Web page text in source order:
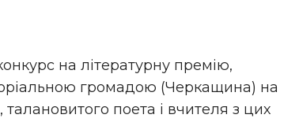
на літературну премію,
громадою (Черкащина) на
поета і вчителя з цих